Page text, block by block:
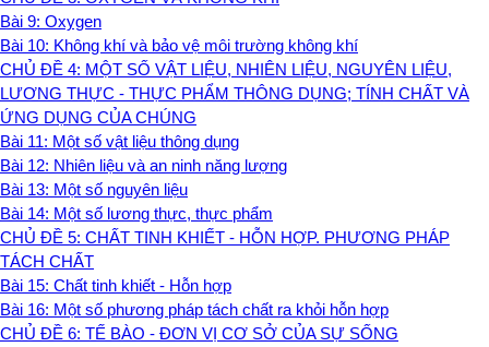
Bài 9: Oxygen
Bài 10: Không khí và bảo vệ môi trường không khí
CHỦ ĐỀ 4: MỘT SỐ VẬT LIỆU, NHIÊN LIỆU, NGUYÊN LIỆU,
LƯƠNG THỰC - THỰC PHẨM THÔNG DỤNG; TÍNH CHẤT VÀ
ỨNG DỤNG CỦA CHÚNG
Bài 11: Một số vật liệu thông dụng
Bài 12: Nhiên liệu và an ninh năng lượng
Bài 13: Một số nguyên liệu
Bài 14: Một số lương thực, thực phẩm
CHỦ ĐỀ 5: CHẤT TINH KHIẾT - HỖN HỢP. PHƯƠNG PHÁP
TÁCH CHẤT
Bài 15: Chất tinh khiết - Hỗn hợp
Bài 16: Một số phương pháp tách chất ra khỏi hỗn hợp
CHỦ ĐỀ 6: TẾ BÀO - ĐƠN VỊ CƠ SỞ CỦA SỰ SỐNG